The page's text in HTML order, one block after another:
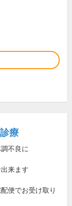
療
不良に
来ます
便でお受け取り